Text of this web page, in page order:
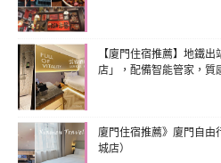
【廈門住宿推薦】地鐵
店」，配備智能管家，質
廈門住宿推薦》廈門自由
城店）